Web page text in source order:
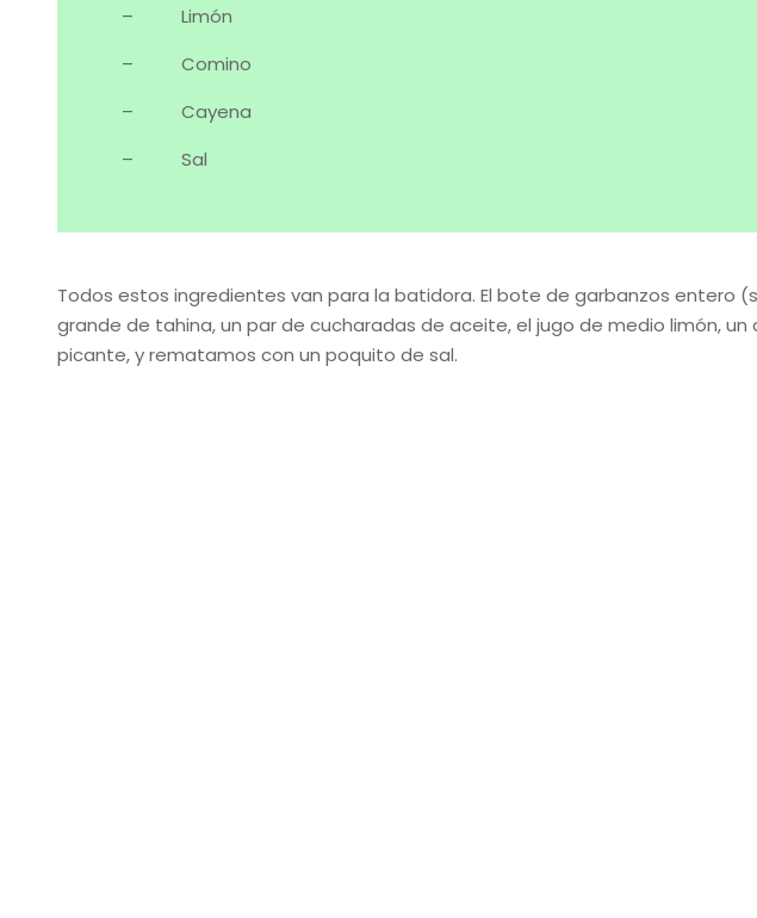
– Limón
– Comino
– Cayena
– Sal
Todos estos ingredientes van para la batidora. El bote de garbanzos entero
grande de tahina, un par de cucharadas de aceite, el jugo de medio limón,
picante, y rematamos con un poquito de sal.